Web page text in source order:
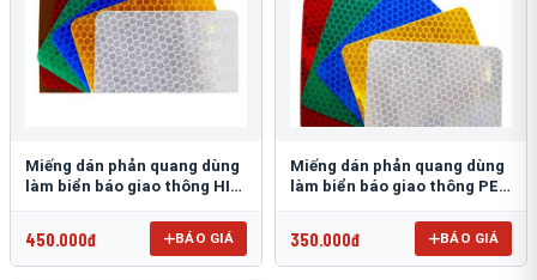
Miếng dán phản quang dùng
làm biển báo giao thông HIP
450.000đ BÁO GIÁ
Miếng dán phản quang dùng
làm biển báo giao thông PEG
350.000đ BÁO GIÁ